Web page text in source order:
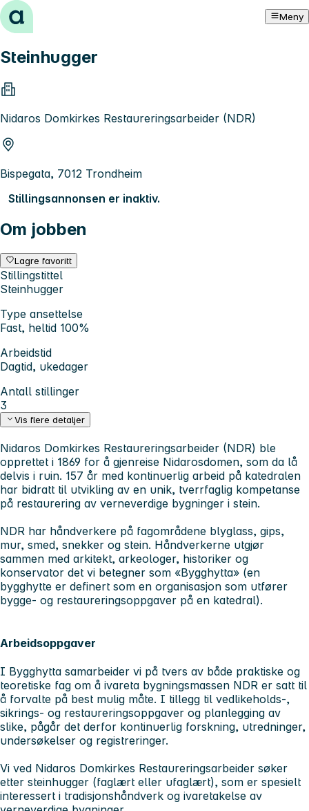
Hopp til innhold Meny
Steinhugger
Nidaros Domkirkes Restaureringsarbeider (NDR)
Bispegata, 7012 Trondheim
Stillingsannonsen er inaktiv.
Om jobben
Lagre favoritt
Stillingstittel
Steinhugger
Type ansettelse
Fast, heltid 100%
Arbeidstid
Dagtid, ukedager
Antall stillinger
3
Vis flere detaljer
Nidaros Domkirkes Restaureringsarbeider (NDR) ble
opprettet i 1869 for å gjenreise Nidarosdomen, som da lå
delvis i ruin. 157 år med kontinuerlig arbeid på katedralen
har bidratt til utvikling av en unik, tverrfaglig kompetanse
på restaurering av verneverdige bygninger i stein.
NDR har håndverkere på fagområdene blyglass, gips,
mur, smed, snekker og stein. Håndverkerne utgjør
sammen med arkitekt, arkeologer, historiker og
konservator det vi betegner som «Bygghytta» (en
bygghytte er definert som en organisasjon som utfører
bygge- og restaureringsoppgaver på en katedral).
Arbeidsoppgaver
I Bygghytta samarbeider vi på tvers av både praktiske og
teoretiske fag om å ivareta bygningsmassen NDR er satt til
å forvalte på best mulig måte. I tillegg til vedlikeholds-,
sikrings- og restaureringsoppgaver og planlegging av
slike, pågår det derfor kontinuerlig forskning, utredninger,
undersøkelser og registreringer.
Vi ved Nidaros Domkirkes Restaureringsarbeider søker
etter steinhugger (faglært eller ufaglært), som er spesielt
interessert i tradisjonshåndverk og ivaretakelse av